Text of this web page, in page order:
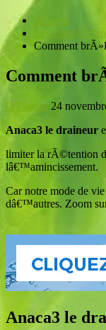
Accueil
Les
Comment
Comment
O'Plantes 24
Anaca3 le draineur
limiter la rÃ©tention
lâ€™amincissement.
Car notre mode de
dâ€™autres. Zoom
Anaca3 le